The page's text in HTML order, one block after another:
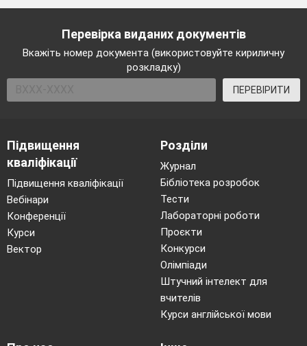
1.Що там пливе по нічному, підсвіченому
небі? 2. Падає зірка чи торує шлях до
планет космічний корабель?.. 3. Тепла
цяточка наближається, з неї струмує
заманливе, ніби щастя, проміння.4.
Здається — піднімеш руку — і
1) Дієслово майбутнього часу вжито в
реченні
Другому
Четвертому
Дієприкметник вжито в реченні
Текст належить до стилю
Перевірка виданих документів
Вкажіть номер документа (використовуйте кириличну
розкладку)
ПЕРЕВІРИТИ
Підвищення
кваліфікації
Підвищення кваліфікації
Вебінари
Конференції
Курси
Вектор
Розділи
Журнал
Бібліотека розробок
Тести
Лабораторні роботи
Проєкти
Конкурси
Олімпіади
Штучний інтелект для
вчителів
Курси англійської мови